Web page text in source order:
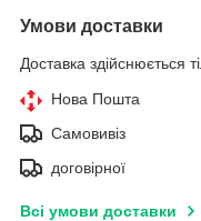
Умови доставки
Доставка здійснюється
Нова Пошта
Самовивіз
договірної
Всі умови доставки